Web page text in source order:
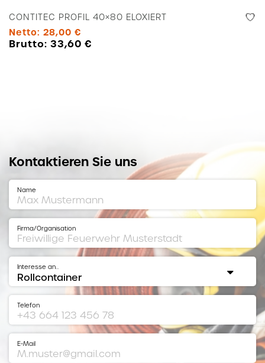
CONTITEC PROFIL 40×80 ELOXIERT
Netto: 28,00 €
Brutto: 33,60€
Kontaktieren Sie uns
Name
Firma/Organisation
Interesse an…
Telefon
E-Mail